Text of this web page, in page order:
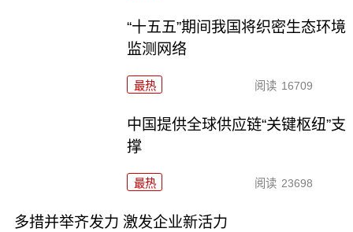
“十五五”期间我国将织密生态环境
监测网络
最热 阅读 16709
中国提供全球供应链“关键枢纽”支
撑
最热 阅读 23698
多措并举齐发力 激发企业新活力